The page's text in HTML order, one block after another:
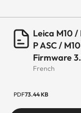
Leica M10
P ASC /
Firmware
French
PDF73.44 KB